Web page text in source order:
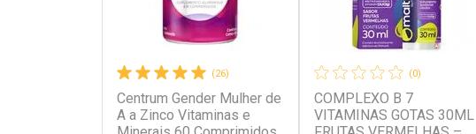
(26)
Centrum Gender Mulher de
A a Zinco Vitaminas e
(0)
COMPLEXO B 7
VITAMINAS GOTAS 30ML